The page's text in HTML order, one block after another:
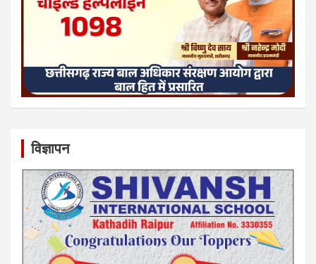
विज्ञापन